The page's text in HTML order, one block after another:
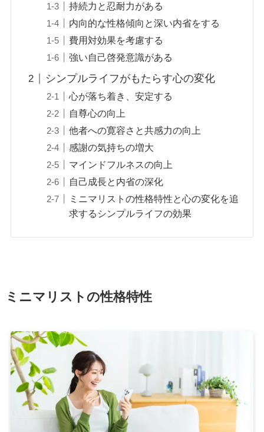
持続力と忍耐力がある
内向的な性格傾向と深い内省をする
費用対効果を考慮する
強い自己啓発意識がある
シンプルライフがもたらす心の変化
心が落ち着き、安定する
自尊心の向上
他者への寛容さと共感力の向上
感謝の気持ちの増大
マインドフルネスの向上
自己成長と内省の深化
ミニマリストの性格特性と心の変化を追
求するシンプルライフの効果
ミニマリストの性格特性